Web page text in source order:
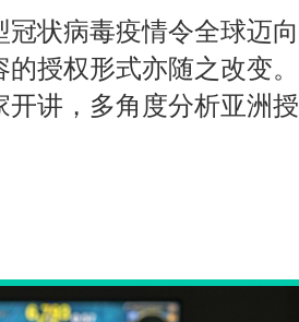
状病毒疫情令全球迈向
授权形式亦随之改变。
讲，多角度分析亚洲授